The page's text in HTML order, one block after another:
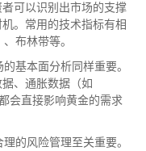
可以识别出市场的支撑
。常用的技术指标有相
布林带等。
基本面分析同样重要。
、通胀数据（如
会直接影响黄金的需求
的风险管理至关重要。